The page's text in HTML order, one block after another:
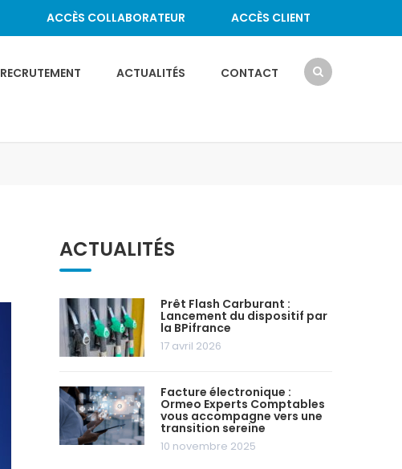
ACCÈS COLLABORATEUR ACCÈS CLIENT
RECRUTEMENT ACTUALITÉS CONTACT
ACTUALITÉS
Prêt Flash Carburant :
Lancement du dispositif par
la BPifrance
17 avril 2026
Facture électronique :
Ormeo Experts Comptables
vous accompagne vers une
transition sereine
10 novembre 2025